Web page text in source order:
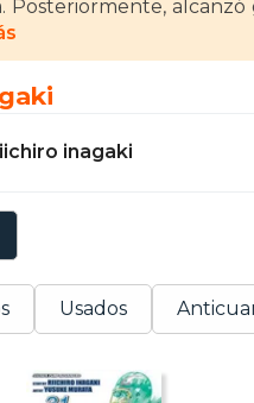
Posteriormente, alcanzó
y supervivencia que ha
narrativo combina un
destacar en la
en 2019 en la
inagaki
Usados